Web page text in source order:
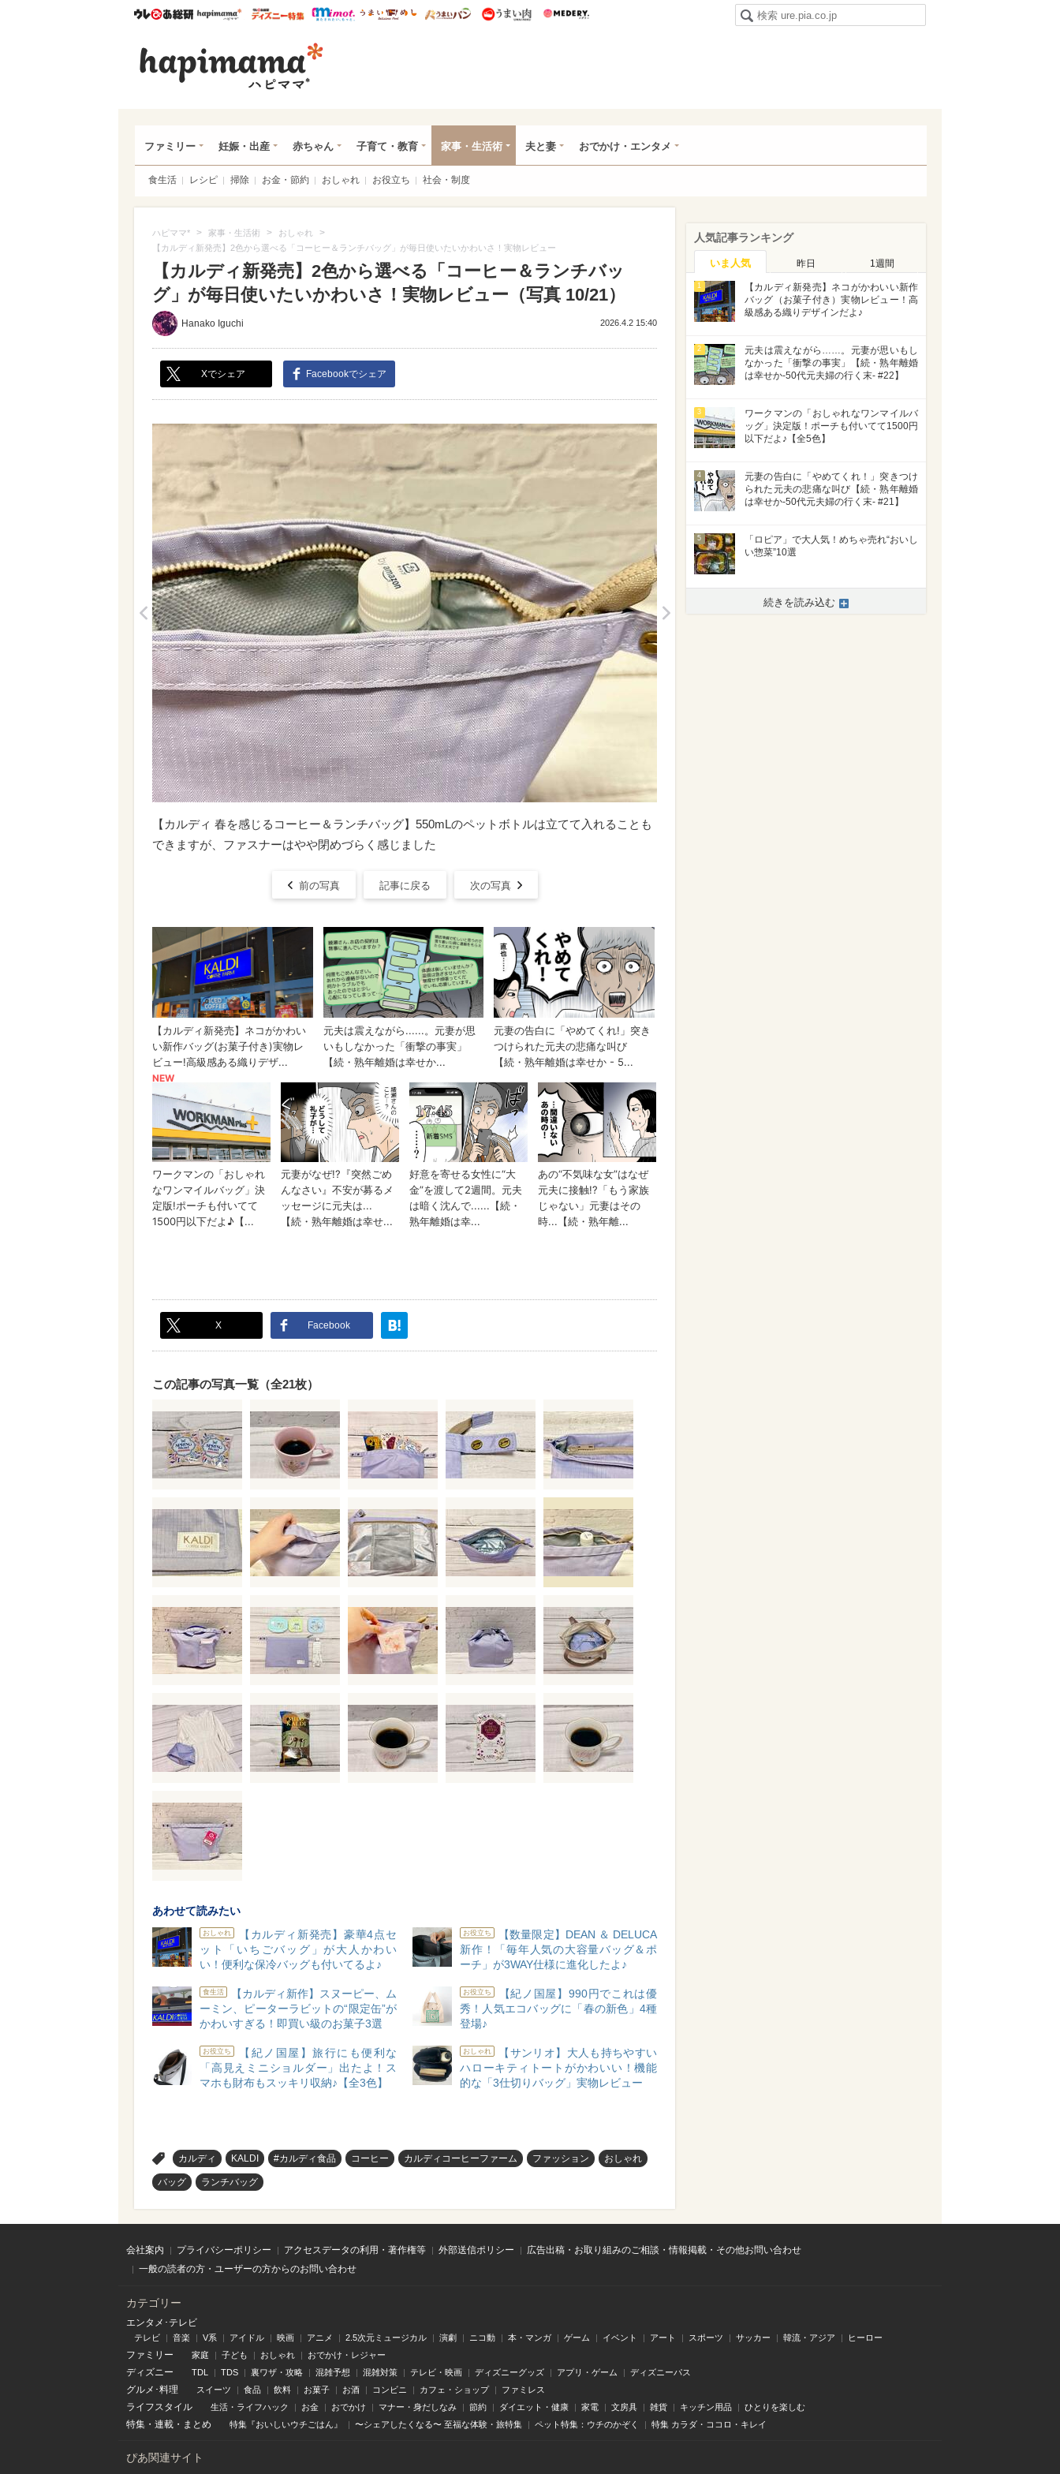
ウレぴあ総研ハピママ* ウレぴあ総研 ディズニー特集
mimot. うまいめし うまいパン うまい肉
ファミリー 妊娠・出産 赤ちゃん 子育て・教育 家事・生活術 夫と妻 おでかけ・エンタメ
食生活 レシピ 掃除 お金・節約 おしゃれ お役立ち 社会・制度
ハピママ* > 家事・生活術 > おしゃれ >
【カルディ新発売】2色から選べる「コーヒー＆ランチバッグ」が毎日使いたいかわいさ！実物レビュー
【カルディ新発売】2色から選べる「コーヒー＆ランチバッ
グ」が毎日使いたいかわいさ！実物レビュー（写真 10/21）
Hanako Iguchi 2026.4.2 15:40
Xでシェア Facebookでシェア
【カルディ 春を感じるコーヒー＆ランチバッグ】550mLのペットボトルは立てて入れることも
できますが、ファスナーはやや閉めづらく感じました
前の写真 記事に戻る 次の写真
X Facebook
この記事の写真一覧（全21枚）
あわせて読みたい
おしゃれ
【カルディ新発売】豪華4点セ
ット「いちごバッグ」が大人かわい
い！便利な保冷バッグも付いてるよ♪
お役立ち
【数量限定】DEAN ＆ DELUCA
新作！「毎年人気の大容量バッグ＆ポ
ーチ」が3WAY仕様に進化したよ♪
食生活
【カルディ新作】スヌーピー、ム
ーミン、ピーターラビットの“限定缶”が
かわいすぎる！即買い級のお菓子3選
お役立ち
【紀ノ国屋】990円でこれは優
秀！人気エコバッグに「春の新色」4種
登場♪
お役立ち
【紀ノ国屋】旅行にも便利な
「高見えミニショルダー」出たよ！ス
マホも財布もスッキリ収納♪【全3色】
おしゃれ
【サンリオ】大人も持ちやすい
ハローキティトートがかわいい！機能
的な「3仕切りバッグ」実物レビュー
カルディ KALDI #カルディ食品 コーヒー カルディコーヒーファーム ファッション おしゃれ
バッグ ランチバッグ
人気記事ランキング
いま人気 昨日 1週間
1
【カルディ新発売】ネコがかわいい新作
バッグ（お菓子付き）実物レビュー！高
級感ある織りデザインだよ♪
2
元夫は震えながら……。元妻が思いもし
なかった「衝撃の事実」【続・熟年離婚
は幸せか-50代元夫婦の行く末- #22】
3
ワークマンの「おしゃれなワンマイルバ
ッグ」決定版！ポーチも付いてて1500円
以下だよ♪【全5色】
4
元妻の告白に「やめてくれ！」突きつけ
られた元夫の悲痛な叫び【続・熟年離婚
は幸せか-50代元夫婦の行く末- #21】
5
「ロピア」で大人気！めちゃ売れ“おいし
い惣菜”10選
続きを読み込む
会社案内 プライバシーポリシー アクセスデータの利用・著作権等 外部送信ポリシー
広告出稿・お取り組みのご相談・情報掲載・その他お問い合わせ
一般の読者の方・ユーザーの方からのお問い合わせ
カテゴリー
エンタメ･テレビ
テレビ 音楽 V系 アイドル 映画 アニメ 2.5次元ミュージカル 演劇 ニコ動 本・マンガ ゲーム イベント アート スポーツ サッカー 韓流・アジア ヒーロー
ファミリー 家庭 子ども おしゃれ おでかけ・レジャー
ディズニー TDL TDS 裏ワザ・攻略 混雑予想 混雑対策 テレビ・映画 ディズニーグッズ アプリ・ゲーム ディズニーパス
グルメ･料理 スイーツ 食品 飲料 お菓子 お酒 コンビニ カフェ・ショップ ファミレス
ライフスタイル 生活・ライフハック お金 おでかけ マナー・身だしなみ 節約 ダイエット・健康 家電 文房具 雑貨 キッチン用品 ひとりを楽しむ
特集 ・ 連載 ・ まとめ 特集『おいしいウチごはん』 〜シェアしたくなる〜 至福な体験・旅特集 ペット特集：ウチのかぞく 特集 カラダ・ココロ・キレイ
ぴあ関連サイト